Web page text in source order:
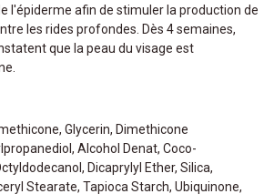
l'épiderme afin de stimuler la production de
les rides profondes. Dès 4 semaines,
que la peau du visage est
Glycerin, Dimethicone
Alcohol Denat, Coco-
Dicaprylyl Ether, Silica,
Stearate, Tapioca Starch, Ubiquinone,